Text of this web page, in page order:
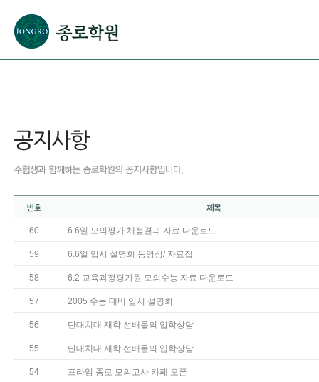
60 6.6일 모의평가 채점결과 자료 다운로드
59 6.6일 입시 설명회 동영상/ 자료집
58 6.2 교육과정평가원 모의수능 자료 다운로드
57 2005 수능 대비 입시 설명회
56 단대치대 재학 선배들의 입학상담
55 단대치대 재학 선배들의 입학상담
54 프라임 종로 모의고사 카페 오픈